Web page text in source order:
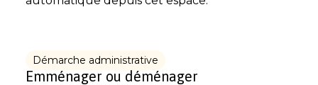
Démarche administrative
Emménager ou déménager